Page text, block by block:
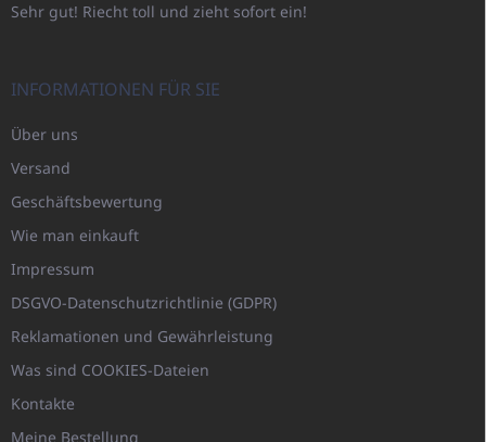
Sehr gut! Riecht toll und zieht sofort ein!
INFORMATIONEN FÜR SIE
Über uns
Versand
Geschäftsbewertung
Wie man einkauft
Impressum
DSGVO-Datenschutzrichtlinie (GDPR)
Reklamationen und Gewährleistung
Was sind COOKIES-Dateien
Kontakte
Meine Bestellung